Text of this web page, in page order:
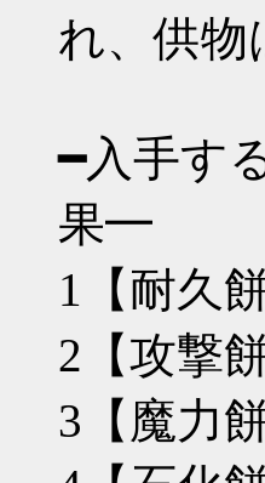
れ、供
━入手す
果━
1【耐久
2【攻撃
3【魔力